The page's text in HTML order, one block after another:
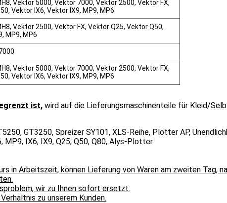
Vektor 5000, Vektor 7000, Vektor 2500, Vektor FX,
Vektor IX6, Vektor IX9, MP9, MP6
Vektor 2500, Vektor FX, Vektor Q25, Vektor Q50,
MP9, MP6
Vektor 5000, Vektor 7000, Vektor 2500, Vektor FX,
Vektor IX6, Vektor IX9, MP9, MP6
ist, wird auf die Lieferungsmaschinenteile für Kleid/
GT3250, Spreizer SY101, XLS-Reihe, Plotter AP,
IX6, IX9, Q25, Q50, Q80, Alys-Plotter.
in Arbeitszeit, können Lieferung von Waren am zweiten Tag,
wir zu Ihnen sofort ersetzt.
zu unserem Kunden.